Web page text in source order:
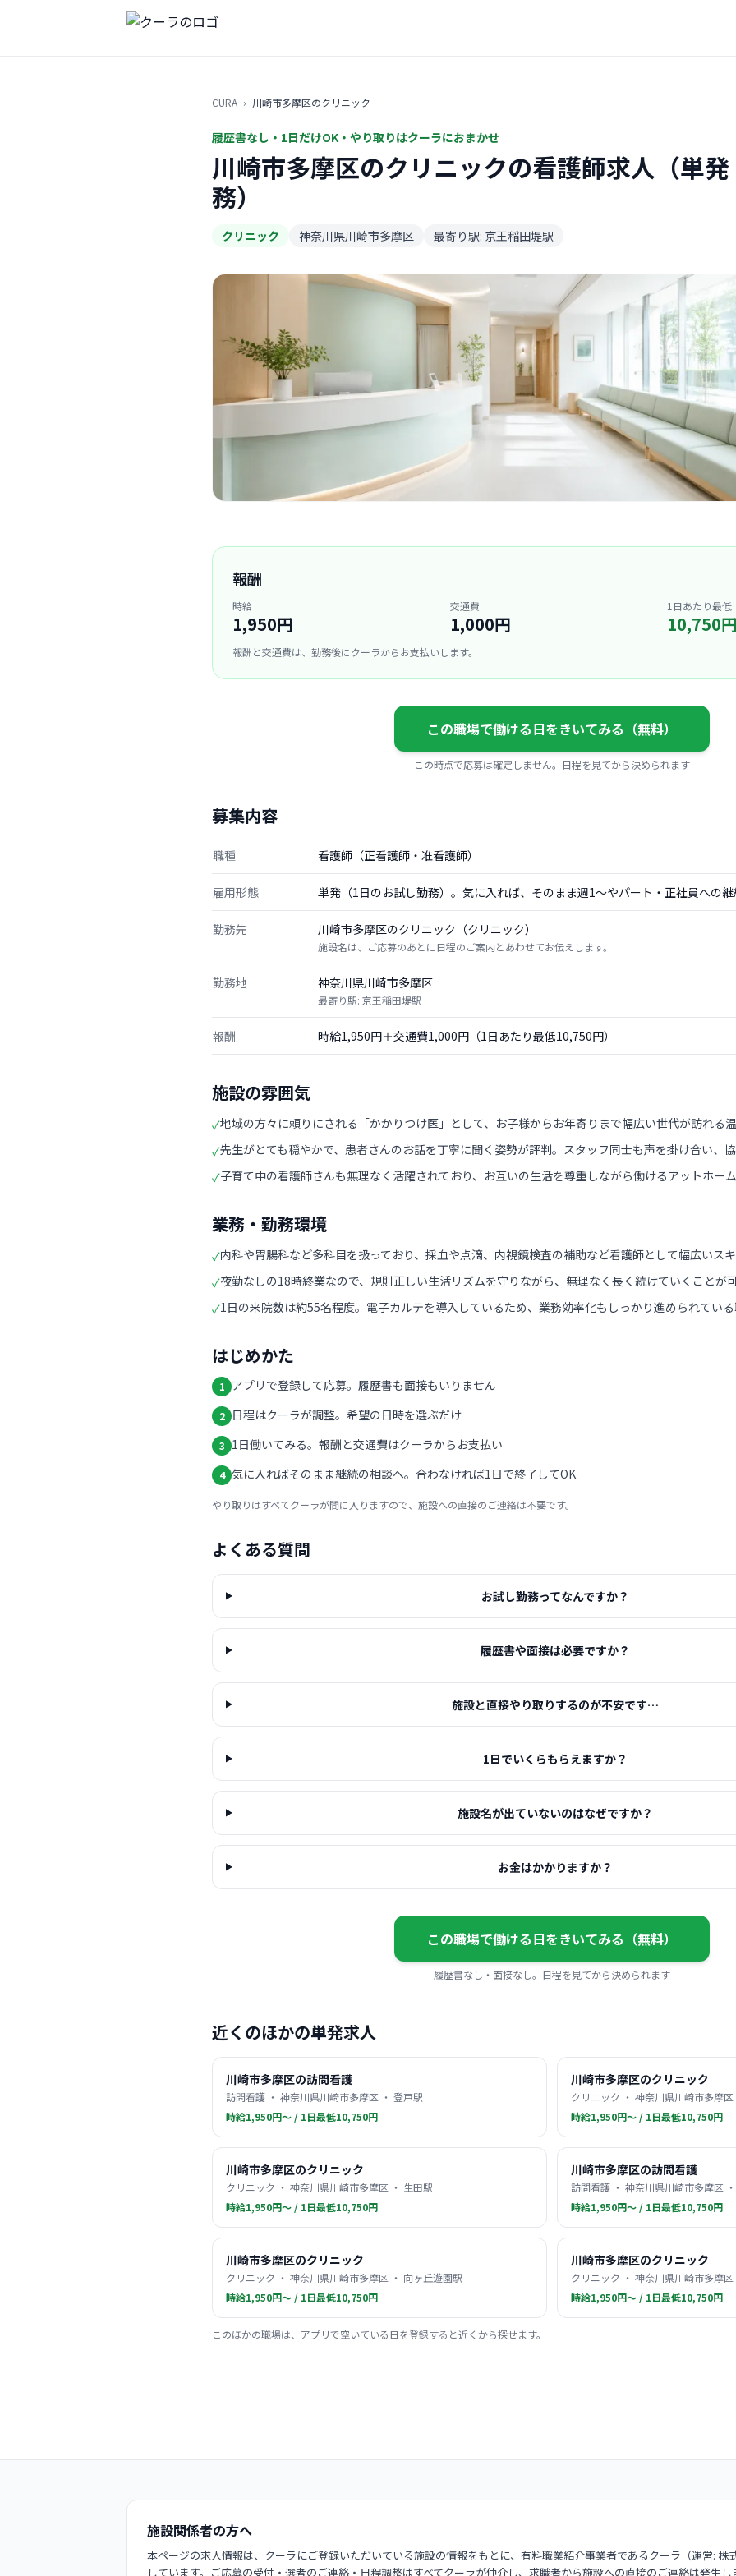
CURA › 川崎市多摩区のクリニック
履歴書なし・1日だけOK・やり取りはクーラにおまかせ
川崎市多摩区のクリニックの看護師求人（単
務）
クリニック 神奈川県川崎市多摩区 最寄り駅: 京王稲田堤駅
報酬
時給
1,950円
交通費
1,000円
1日あたり最低
10,750円
報酬と交通費は、勤務後にクーラからお支払いします。
この職場で働ける日をきいてみる（無料）
この時点で応募は確定しません。日程を見てから決められます
募集内容
職種 看護師（正看護師・准看護師）
雇用形態 単発（1日のお試し勤務）。気に入れば、そのまま週1〜やパート・正社員への継
勤務先 川崎市多摩区のクリニック（クリニック）
施設名は、ご応募のあとに日程のご案内とあわせてお伝えします。
勤務地 神奈川県川崎市多摩区
最寄り駅: 京王稲田堤駅
報酬 時給1,950円＋交通費1,000円（1日あたり最低10,750円）
施設の雰囲気
✓地域の方々に頼りにされる「かかりつけ医」として、お子様からお年寄りまで幅広い世代が訪れる温
✓先生がとても穏やかで、患者さんのお話を丁寧に聞く姿勢が評判。スタッフ同士も声を掛け合い、協
✓子育て中の看護師さんも無理なく活躍されており、お互いの生活を尊重しながら働けるアットホーム
業務・勤務環境
✓内科や胃腸科など多科目を扱っており、採血や点滴、内視鏡検査の補助など看護師として幅広いスキ
✓夜勤なしの18時終業なので、規則正しい生活リズムを守りながら、無理なく長く続けていくことが可
✓1日の来院数は約55名程度。電子カルテを導入しているため、業務効率化もしっかり進められている
はじめかた
1 アプリで登録して応募。履歴書も面接もいりません
2 日程はクーラが調整。希望の日時を選ぶだけ
3 1日働いてみる。報酬と交通費はクーラからお支払い
4 気に入ればそのまま継続の相談へ。合わなければ1日で終了してOK
やり取りはすべてクーラが間に入りますので、施設への直接のご連絡は不要です。
よくある質問
お試し勤務ってなんですか？
履歴書や面接は必要ですか？
施設と直接やり取りするのが不安です…
1日でいくらもらえますか？
施設名が出ていないのはなぜですか？
お金はかかりますか？
この職場で働ける日をきいてみる（無料）
履歴書なし・面接なし。日程を見てから決められます
近くのほかの単発求人
川崎市多摩区の訪問看護
訪問看護 ・ 神奈川県川崎市多摩区 ・ 登戸駅
時給1,950円〜 / 1日最低10,750円
川崎市多摩区のクリニック
クリニック ・ 神奈川県川崎市多摩区
時給1,950円〜 / 1日最低10,750円
川崎市多摩区のクリニック
クリニック ・ 神奈川県川崎市多摩区 ・ 生田駅
時給1,950円〜 / 1日最低10,750円
川崎市多摩区の訪問看護
訪問看護 ・ 神奈川県川崎市多摩区
時給1,950円〜 / 1日最低10,750円
川崎市多摩区のクリニック
クリニック ・ 神奈川県川崎市多摩区 ・ 向ヶ丘遊園駅
時給1,950円〜 / 1日最低10,750円
川崎市多摩区のクリニック
クリニック ・ 神奈川県川崎市多摩
時給1,950円〜 / 1日最低10,750円
このほかの職場は、アプリで空いている日を登録すると近くから探せます。
施設関係者の方へ
本ページの求人情報は、クーラにご登録いただいている施設の情報をもとに、有料職業紹介事業者であるクーラ（運営:
しています。ご応募の受付・選考のご連絡・日程調整はすべてクーラが仲介し、求職者から施設への直接のご連絡は発生